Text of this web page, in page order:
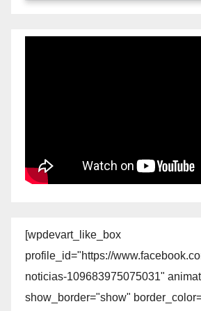
[wpdevart_like_box
profile_id="https://
noticias-109683975075031"
show_border="show"